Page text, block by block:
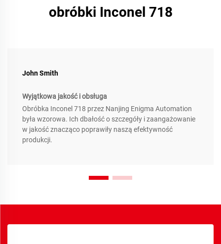
obróbki Inconel 718
John Smith
Wyjątkowa jakość i obsługa
Obróbka Inconel 718 przez Nanjing Enigma Automation
była wzorowa. Ich dbałość o szczegóły i zaangażowanie
w jakość znacząco poprawiły naszą efektywność
produkcji.